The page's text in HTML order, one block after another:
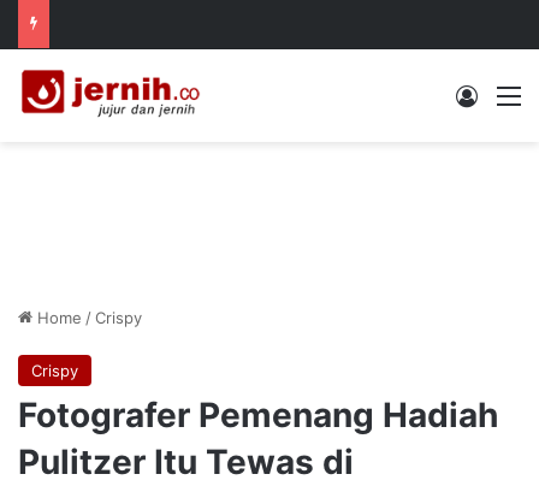
Log In
Home /Crispy
Crispy
Fotografer Pemenang Hadiah
Pulitzer Itu Tewas di